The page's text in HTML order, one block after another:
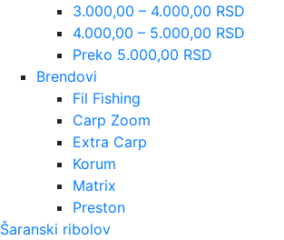
3.000,00 – 4.000,00 RSD
4.000,00 – 5.000,00 RSD
Preko 5.000,00 RSD
Brendovi
Fil Fishing
Carp Zoom
Extra Carp
Korum
Matrix
Preston
Šaranski ribolov